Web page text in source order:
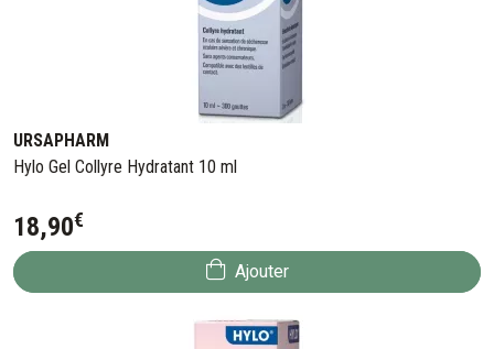
URSAPHARM
Hylo Gel Collyre Hydratant 10 ml
18,90€
Ajouter